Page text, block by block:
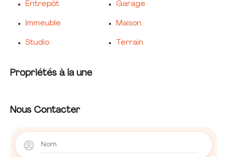
Entrepôt Garage
Immeuble Maison
Studio Terrain
Propriétés à la une
Nous Contacter